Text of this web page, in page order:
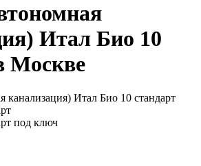
Итал Био 10
Москве